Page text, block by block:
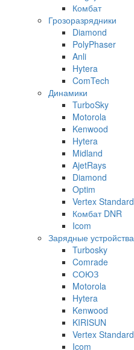
Комбат
Грозоразрядники
Diamond
PolyPhaser
Anli
Hytera
ComTech
Динамики
TurboSky
Motorola
Kenwood
Hytera
Midland
AjetRays
Diamond
Optim
Vertex Standard
Комбат DNR
Icom
Зарядные устройства
Turbosky
Comrade
СОЮЗ
Motorola
Hytera
Kenwood
KIRISUN
Vertex Standard
Icom